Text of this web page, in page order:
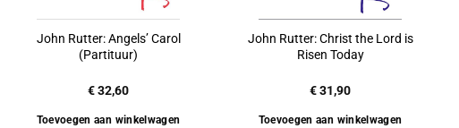
John Rutter: Angels’ Carol
(Partituur)
€32,60
Toevoegen aan winkelwagen
John Rutter: Christ the Lord is
Risen Today
€31,90
Toevoegen aan winkelwagen